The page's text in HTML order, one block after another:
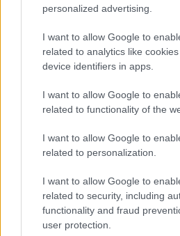
personalized advertising.
I want to allow Google to
related to analytics like
device identifiers in apps.
I want to allow Google to
related to functionality of the
I want to allow Google to
related to personalization.
I want to allow Google to
related to security, including
functionality and fraud
user protection.
drevených obkladoch sa používa
ktorej sa dosky najčastejšie
obkladových materiálov
obklady. Téma odvetraných
obšírna, či sa jedná o funkčnú,
dizajnovú časť fasády. Správny
kombinácia farieb a plôch je
inštalácia a montáž do